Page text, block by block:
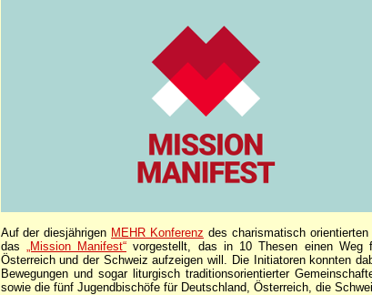
Auf der diesjährigen MEHR Konferenz des charismatisch orientierten
das „Mission Manifest“ vorgestellt, das in 10 Thesen einen Weg
Österreich und der Schweiz aufzeigen will. Die Initiatoren konnten
Bewegungen und sogar liturgisch traditionsorientierter
sowie die fünf Jugendbischöfe für Deutschland, Österreich, die